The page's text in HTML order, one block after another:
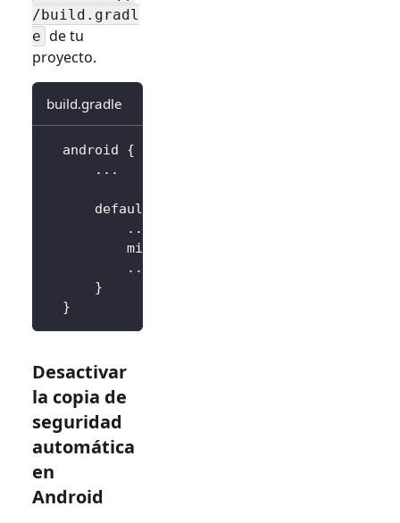
/build.gradl
e de tu
proyecto.
build.gradle
  android
{
.. .
      defaultConfig
..
          minSdkVersion
..
}
}
Desactivar
la copia de
seguridad
automática
en
Android